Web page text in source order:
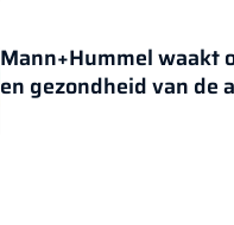
Mann+Hummel waakt
en gezondheid van de